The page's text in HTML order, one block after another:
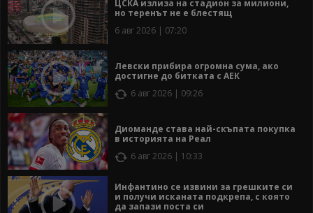
ЦСКА излиза на стадион за милиони,
но теренът не е блестящ
6 авг 2026 | 07:20
Левски прибира огромна сума, ако
достигне до битката с АЕК
6 авг 2026 | 09:26
Диоманде става най-скъпата покупка
в историята на Реал
6 авг 2026 | 10:33
Инфантино се извини за грешките си
и получи исканата подкрепа, с която
да запази поста си